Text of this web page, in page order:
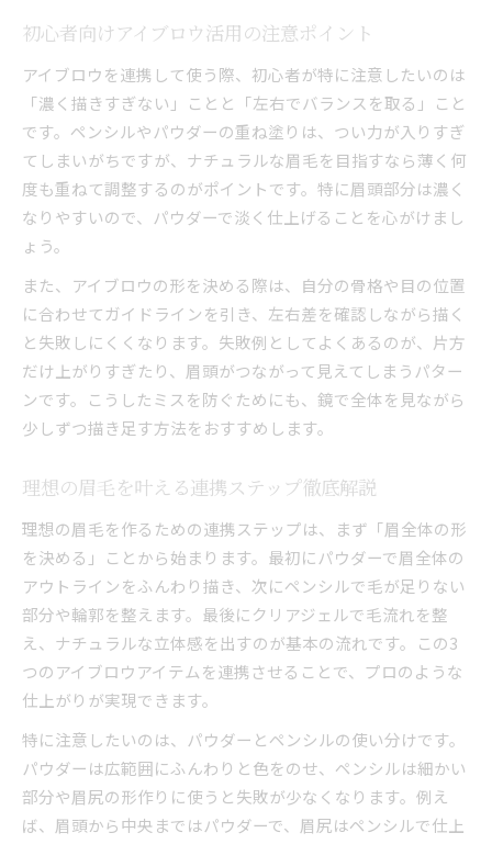
初心者向けアイブロウ活用の注意ポイント
アイブロウを連携して使う際、初心者が特に注意したいのは
「濃く描きすぎない」ことと「左右でバランスを取る」こと
です。ペンシルやパウダーの重ね塗りは、つい力が入りすぎ
てしまいがちですが、ナチュラルな眉毛を目指すなら薄く何
度も重ねて調整するのがポイントです。特に眉頭部分は濃く
なりやすいので、パウダーで淡く仕上げることを心がけまし
ょう。
また、アイブロウの形を決める際は、自分の骨格や目の位置
に合わせてガイドラインを引き、左右差を確認しながら描く
と失敗しにくくなります。失敗例としてよくあるのが、片方
だけ上がりすぎたり、眉頭がつながって見えてしまうパター
ンです。こうしたミスを防ぐためにも、鏡で全体を見ながら
少しずつ描き足す方法をおすすめします。
理想の眉毛を叶える連携ステップ徹底解説
理想の眉毛を作るための連携ステップは、まず「眉全体の形
を決める」ことから始まります。最初にパウダーで眉全体の
アウトラインをふんわり描き、次にペンシルで毛が足りない
部分や輪郭を整えます。最後にクリアジェルで毛流れを整
え、ナチュラルな立体感を出すのが基本の流れです。この3
つのアイブロウアイテムを連携させることで、プロのような
仕上がりが実現できます。
特に注意したいのは、パウダーとペンシルの使い分けです。
パウダーは広範囲にふんわりと色をのせ、ペンシルは細かい
部分や眉尻の形作りに使うと失敗が少なくなります。例え
ば、眉頭から中央まではパウダーで、眉尻はペンシルで仕上